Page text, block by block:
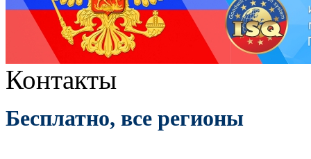
Контакты
Бесплатно, все регионы